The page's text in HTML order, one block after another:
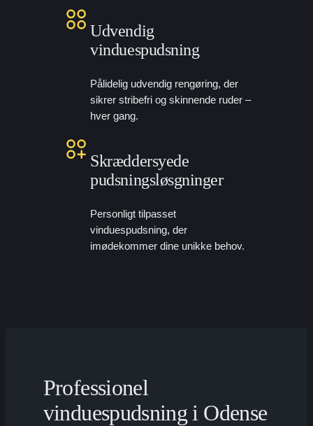
Udvendig
vinduespudsning
Pålidelig udvendig rengøring, der
sikrer stribefri og skinnende ruder –
hver gang.
Skræddersyede
pudsningsløsgninger
Personligt tilpasset
vinduespudsning, der
imødekommer dine unikke behov.
Professionel
vinduespudsning i Odense